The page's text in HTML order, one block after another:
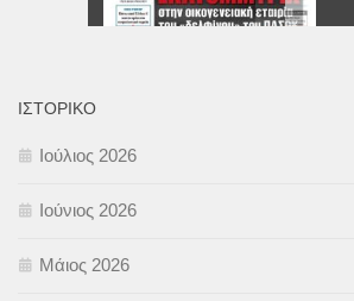
ΙΣΤΟΡΙΚΌ
Ιούλιος 2026
Ιούνιος 2026
Μάιος 2026